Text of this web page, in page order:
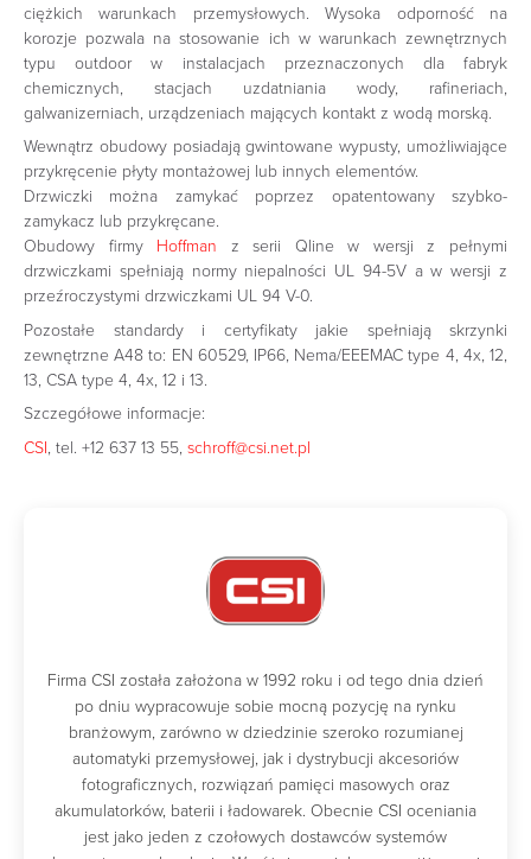
ciężkich warunkach przemysłowych. Wysoka odporność na
korozje pozwala na stosowanie ich w warunkach zewnętrznych
typu outdoor w instalacjach przeznaczonych dla fabryk
chemicznych, stacjach uzdatniania wody, rafineriach,
galwanizerniach, urządzeniach mających kontakt z wodą morską.
Wewnątrz obudowy posiadają gwintowane wypusty, umożliwiające
przykręcenie płyty montażowej lub innych elementów.
Drzwiczki można zamykać poprzez opatentowany szybko-
zamykacz lub przykręcane.
Obudowy firmy Hoffman z serii Qline w wersji z pełnymi
drzwiczkami spełniają normy niepalności UL 94-5V a w wersji z
przeźroczystymi drzwiczkami UL 94 V-0.
Pozostałe standardy i certyfikaty jakie spełniają skrzynki
zewnętrzne A48 to: EN 60529, IP66, Nema/EEEMAC type 4, 4x, 12,
13, CSA type 4, 4x, 12 i 13.
Szczegółowe informacje:
CSI, tel. +12 637 13 55, schroff@csi.net.pl
Firma CSI została założona w 1992 roku i od tego dnia dzień
po dniu wypracowuje sobie mocną pozycję na rynku
branżowym, zarówno w dziedzinie szeroko rozumianej
automatyki przemysłowej, jak i dystrybucji akcesoriów
fotograficznych, rozwiązań pamięci masowych oraz
akumulatorków, baterii i ładowarek. Obecnie CSI oceniania
jest jako jeden z czołowych dostawców systemów